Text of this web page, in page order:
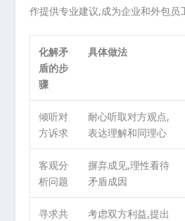
作提供专业建议,成为企业和外包员
化解矛
盾的步
骤
具体做法
倾听对
方诉求
耐心听取对方观点,
表达理解和同理心
客观分
析问题
摒弃成见,理性看待
矛盾成因
寻求共
考虑双方利益,提出